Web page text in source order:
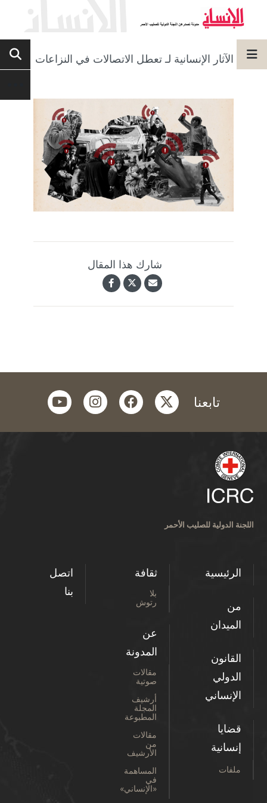
الآثار الإنسانية لـ تعطل الاتصالات في النزاعات
شارك هذا المقال
تابعنا twitter
facebook
instagram
youtube
اللجنة الدولية للصليب الأحمر
الرئيسية
من
الميدان
القانون
الدولي
الإنساني
قضايا
إنسانية
ملفات
ثقافة
بلا
رتوش
عن
المدونة
مقالات
صوتية
أرشيف
المجلة
المطبوعة
مقالات
من
الأرشيف
المساهمة
في
«الإنساني»
اتصل
بنا